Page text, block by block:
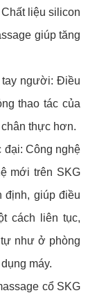
liệu silicon
giúp tăng
tay người: Điều
thao tác của
thực hơn.
đại: Công nghệ
mới trên SKG
định, giúp điều
cách liên tục,
như ở phòng
máy.
cổ SKG